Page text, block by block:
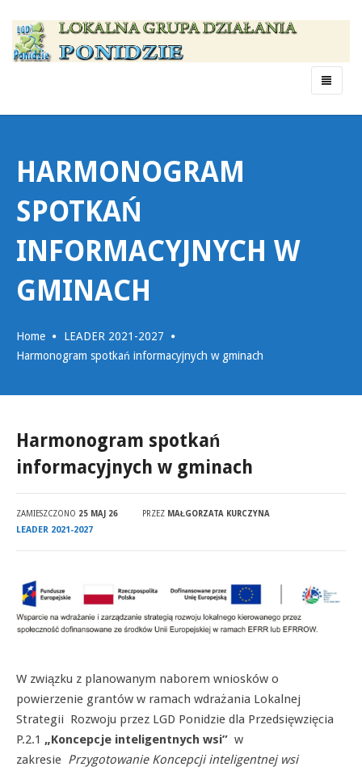
Menu
HARMONOGRAM
SPOTKAŃ
INFORMACYJNYCH W
GMINACH
Home
LEADER 2021-2027
Harmonogram spotkań informacyjnych w gminach
Harmonogram spotkań
informacyjnych w gminach
ZAMIESZCZONO 25 MAJ 26 PRZEZ MAŁGORZATA KURCZYNA
LEADER 2021-2027
W związku z planowanym naborem wniosków o
powierzenie grantów w ramach wdrażania Lokalnej
Strategii Rozwoju przez LGD Ponidzie dla Przedsięwzięcia
P.2.1 „Koncepcje inteligentnych wsi” w
zakresie Przygotowanie Koncepcji inteligentnej wsi